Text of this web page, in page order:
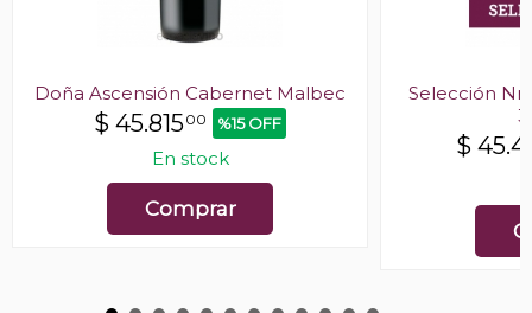
Doña Ascensión Cabernet Malbec
$ 45.81500 %15 OFF
En stock
Comprar
Selección
$